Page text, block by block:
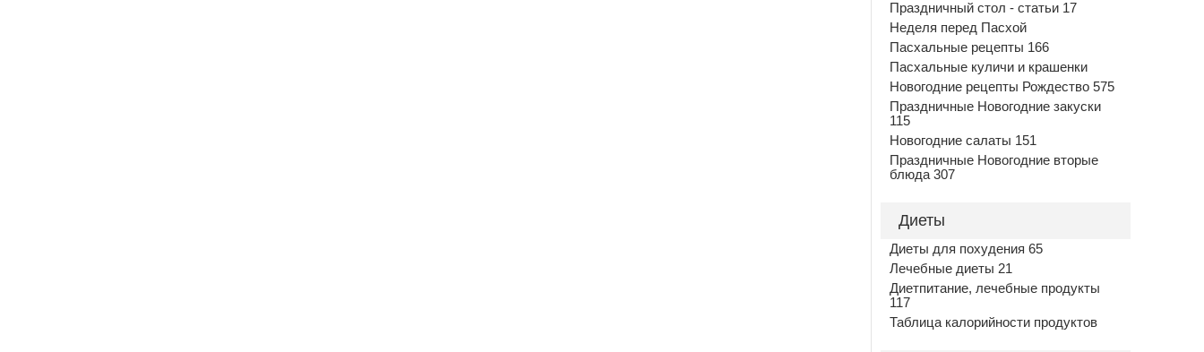
Праздничный стол - статьи 17
Неделя перед Пасхой
Пасхальные рецепты 166
Пасхальные куличи и крашенки
Новогодние рецепты Рождество 575
Праздничные Новогодние закуски
115
Новогодние салаты 151
Праздничные Новогодние вторые
блюда 307
Диеты
Диеты для похудения 65
Лечебные диеты 21
Диетпитание, лечебные продукты
117
Таблица калорийности продуктов